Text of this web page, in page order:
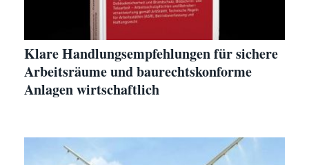
Klare Handlungsempfehlungen für sichere
Arbeitsräume und baurechtskonforme
Anlagen wirtschaftlich